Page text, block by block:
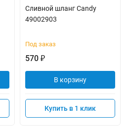
Сливной шланг Candy
49002903
Под заказ
570 ₽
В корзину
Купить в 1 клик